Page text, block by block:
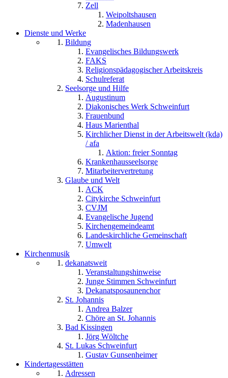
Zell
Weipoltshausen
Madenhausen
Dienste und Werke
Bildung
Evangelisches Bildungswerk
FAKS
Religionspädagogischer Arbeitskreis
Schulreferat
Seelsorge und Hilfe
Augustinum
Diakonisches Werk Schweinfurt
Frauenbund
Haus Marienthal
Kirchlicher Dienst in der Arbeitswelt (kda)
/ afa
Aktion: freier Sonntag
Krankenhausseelsorge
Mitarbeitervertretung
Glaube und Welt
ACK
Citykirche Schweinfurt
CVJM
Evangelische Jugend
Kirchengemeindeamt
Landeskirchliche Gemeinschaft
Umwelt
Kirchenmusik
dekanatsweit
Veranstaltungshinweise
Junge Stimmen Schweinfurt
Dekanatsposaunenchor
St. Johannis
Andrea Balzer
Chöre an St. Johannis
Bad Kissingen
Jörg Wöltche
St. Lukas Schweinfurt
Gustav Gunsenheimer
Kindertagesstätten
Adressen